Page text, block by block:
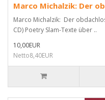
Marco Michalzik: Der
Marco Michalzik: Der
CD) Poetry Slam-Texte über ..
10,00EUR
Netto8,40EUR